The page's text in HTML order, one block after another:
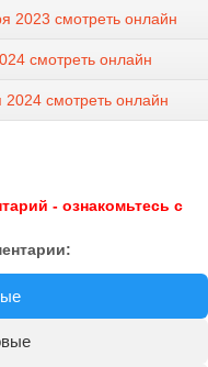
2023 смотреть онлайн
смотреть онлайн
смотреть онлайн
- ознакомьтесь с